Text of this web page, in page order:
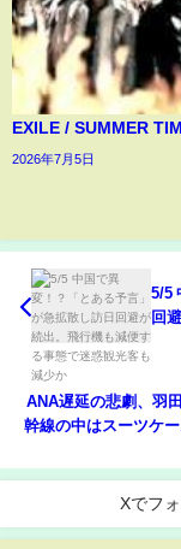
EXILE / SUMMER
2026年7月5日
5/5
回
ANA遅延の悲劇、羽
幹線の中はスーツケ
Xでフ